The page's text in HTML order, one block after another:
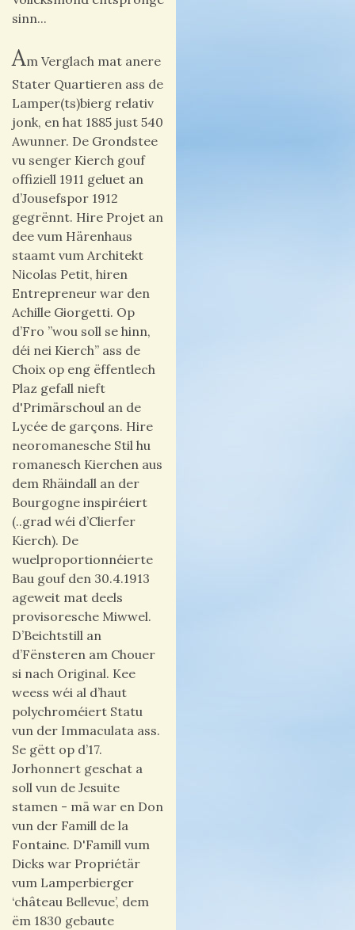
sinn...
Am Verglach mat anere
Stater Quartieren ass de
Lamper(ts)bierg relativ
jonk, en hat 1885 just 540
Awunner. De Grondstee
vu senger Kierch gouf
offiziell 1911 geluet an
d’Jousefspor 1912
gegrënnt. Hire Projet an
dee vum Härenhaus
staamt vum Architekt
Nicolas Petit, hiren
Entrepreneur war den
Achille Giorgetti. Op
d’Fro ”wou soll se hinn,
déi nei Kierch” ass de
Choix op eng ëffentlech
Plaz gefall nieft
d'Primärschoul an de
Lycée de garçons. Hire
neoromanesche Stil hu
romanesch Kierchen aus
dem Rhäindall an der
Bourgogne inspiréiert
(..grad wéi d’Clierfer
Kierch). De
wuelproportionnéierte
Bau gouf den 30.4.1913
ageweit mat deels
provisoresche Miwwel.
D’Beichtstill an
d’Fënsteren am Chouer
si nach Original. Kee
weess wéi al d’haut
polychroméiert Statu
vun der Immaculata ass.
Se gëtt op d’17.
Jorhonnert geschat a
soll vun de Jesuite
stamen - mä war en Don
vun der Famill de la
Fontaine. D'Famill vum
Dicks war Propriétär
vum Lamperbierger
‘château Bellevue’, dem
ëm 1830 gebaute